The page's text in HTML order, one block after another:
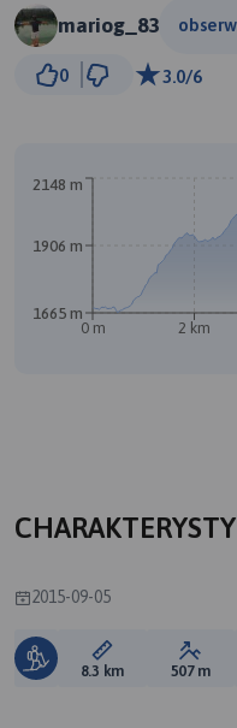
mariog_83
0 3.0/6
0 m 2 km
1665 m
1906 m
2148 m
2015-09-05
Długość trasy:
8.3 km Suma
507 m